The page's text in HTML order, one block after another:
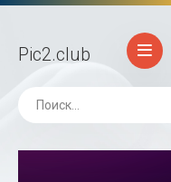
Pic2.club